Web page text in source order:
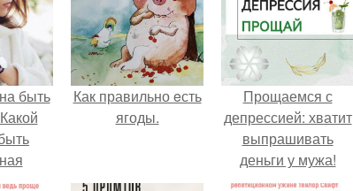
быть
10
Как правильно eсть
ягоды.
Прощаемся с
депрессией: хватит
выпрашивать
деньги у мужа!